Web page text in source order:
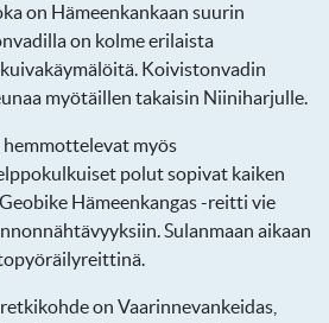
on Hämeenkankaan suurin
on kolme erilaista
Koivistonvadin
myötäillen takaisin Niiniharjulle.
myös
polut sopivat kaiken
Hämeenkangas -reitti vie
Sulanmaan aikaan
on Vaarinnevankeidas,